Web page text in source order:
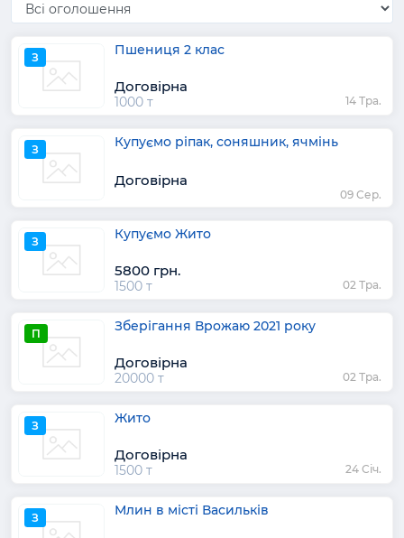
З Пшениця 2 клас
Договірна
1000 т 14 Тра.
З Купуємо ріпак, соняшник, ячмінь
Договірна
09 Сер.
З Купуємо Жито
5800 грн.
1500 т 02 Тра.
П Зберігання Врожаю 2021 року
Договірна
20000 т 02 Тра.
З Жито
Договірна
1500 т 24 Січ.
З Млин в місті Васильків